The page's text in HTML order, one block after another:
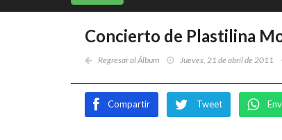
Concierto de Plastilina
Regresar al Álbum Jueves, 21 de abril de 2011
Compartir Tweet